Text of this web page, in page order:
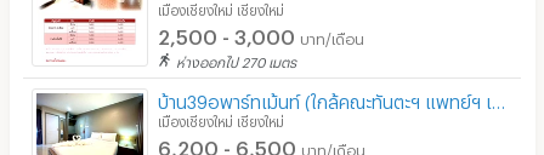
เมืองเชียงใหม่ เชียงใหม่
2,500 - 3,000 บาท/เดือน
ห่างออกไป 270 เมตร
เมืองเชียงใหม่ เชียงใหม่
6,200 - 6,500 บาท/เดือน